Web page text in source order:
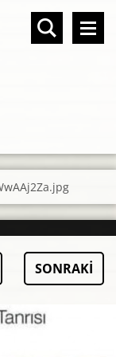
SONRAKI